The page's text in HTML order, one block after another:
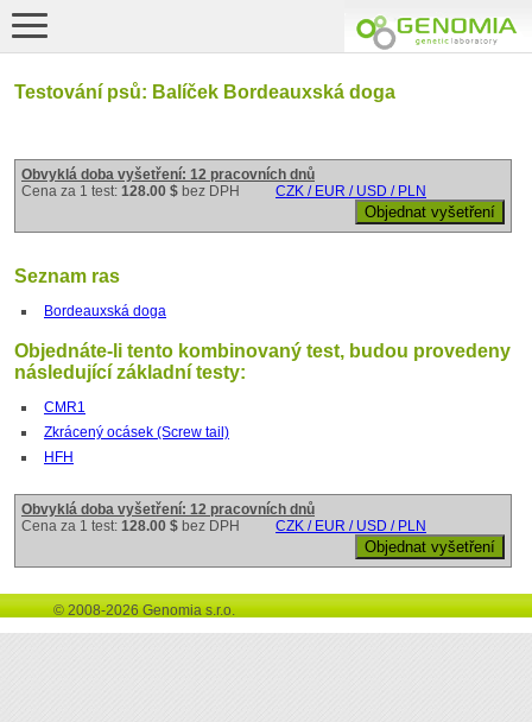
Testování psů: Balíček Bordeauxská doga
Obvyklá doba vyšetření: 12 pracovních dnů
Cena za 1 test: 128.00 $ bez DPH CZK / EUR / USD / PLN
Seznam ras
Bordeauxská doga
Objednáte-li tento kombinovaný test, budou provedeny
následující základní testy:
CMR1
Zkrácený ocásek (Screw tail)
HFH
Obvyklá doba vyšetření: 12 pracovních dnů
Cena za 1 test: 128.00 $ bez DPH CZK / EUR / USD / PLN
© 2008-2026 Genomia s.r.o.